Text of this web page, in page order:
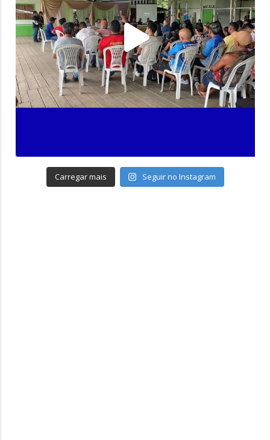
Carregar mais Seguir no Instagram